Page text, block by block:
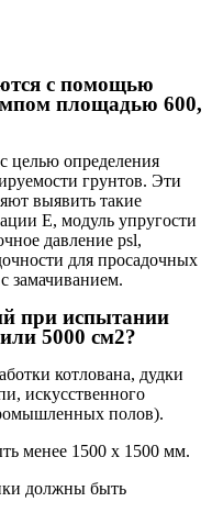
с помощью
площадью 600,
целью определения
грунтов. Эти
выявить такие
E, модуль упругости
давление psl,
для просадочных
замачиванием.
при испытании
5000 см2?
котлована, дудки
искусственного
полов).
менее 1500 х 1500 мм.
должны быть